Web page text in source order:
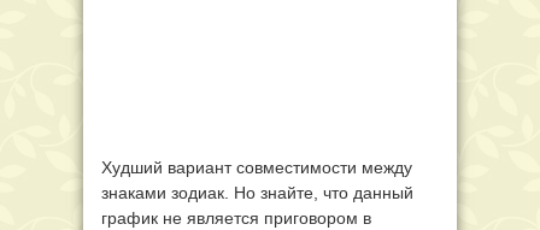
Худший вариант совместимости между
знаками зодиак. Но знайте, что данный
график не является приговором в